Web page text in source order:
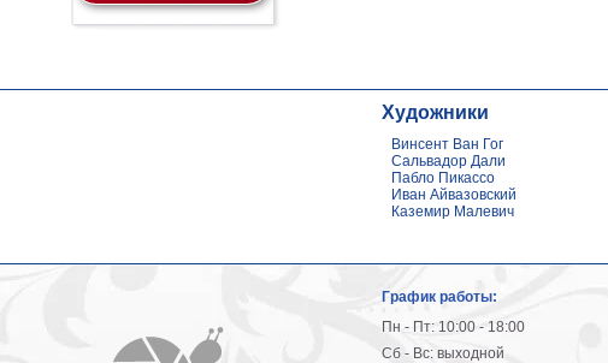
Художники
Винсент Ван Гог
Сальвадор Дали
Пабло Пикассо
Иван Айвазовский
Каземир Малевич
График работы:
Пн - Пт: 10:00 - 18:00
Сб - Вс: выходной